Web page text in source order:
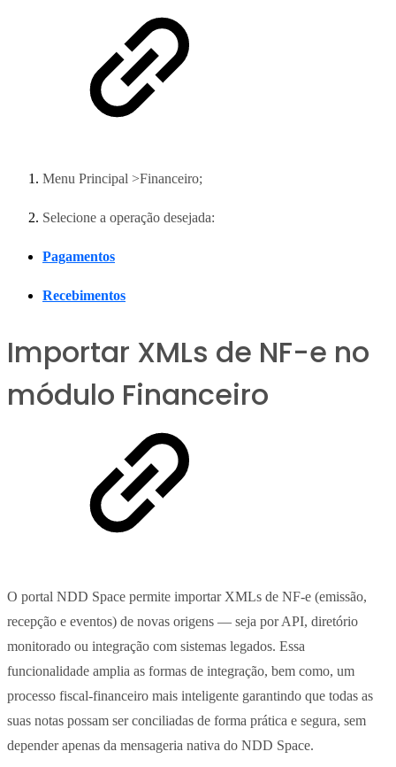
Menu Principal >Financeiro;
Selecione a operação desejada:
Pagamentos
Recebimentos
Importar XMLs de NF-e no
módulo Financeiro
O portal NDD Space permite importar XMLs de NF-e (emissão,
recepção e eventos) de novas origens — seja por API, diretório
monitorado ou integração com sistemas legados. Essa
funcionalidade amplia as formas de integração, bem como, um
processo fiscal-financeiro mais inteligente garantindo que todas as
suas notas possam ser conciliadas de forma prática e segura, sem
depender apenas da mensageria nativa do NDD Space.